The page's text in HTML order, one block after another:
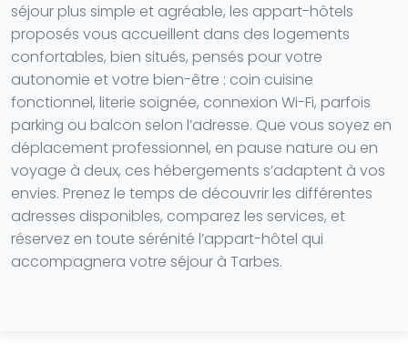
séjour plus simple et agréable, les appart-hôtels
proposés vous accueillent dans des logements
confortables, bien situés, pensés pour votre
autonomie et votre bien-être : coin cuisine
fonctionnel, literie soignée, connexion Wi-Fi, parfois
parking ou balcon selon l’adresse. Que vous soyez en
déplacement professionnel, en pause nature ou en
voyage à deux, ces hébergements s’adaptent à vos
envies. Prenez le temps de découvrir les différentes
adresses disponibles, comparez les services, et
réservez en toute sérénité l’appart-hôtel qui
accompagnera votre séjour à Tarbes.